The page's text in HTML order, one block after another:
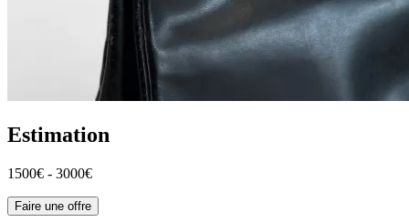
Estimation
1500€ - 3000€
Faire une offre